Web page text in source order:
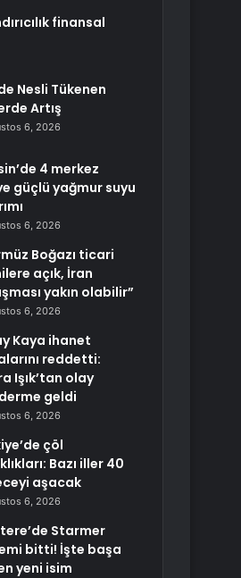
finansal
Nesli Tükenen
Artış
6, 2026
4 merkez
güçlü yağmur suyu
6, 2026
Boğazı ticari
açık, İran
yakın olabilir”
6, 2026
Kaya ihanet
reddetti:
Işık’tan olay
geldi
6, 2026
çöl
Bazı iller 40
aşacak
6, 2026
Starmer
bitti! İşte başa
yeni isim